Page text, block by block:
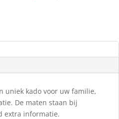
uniek kado voor uw familie,
De maten staan bij
extra informatie.